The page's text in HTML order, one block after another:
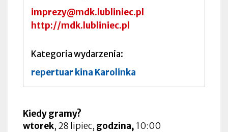
imprezy@mdk.lubliniec.pl
http://mdk.lubliniec.pl
Kategoria wydarzenia
repertuar kina Karolinka
Kiedy gramy?
wtorek, 28 lipiec, godzina, 10:00